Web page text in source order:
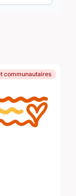
communautaires